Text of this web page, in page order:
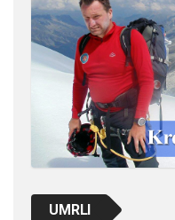
UMRLI